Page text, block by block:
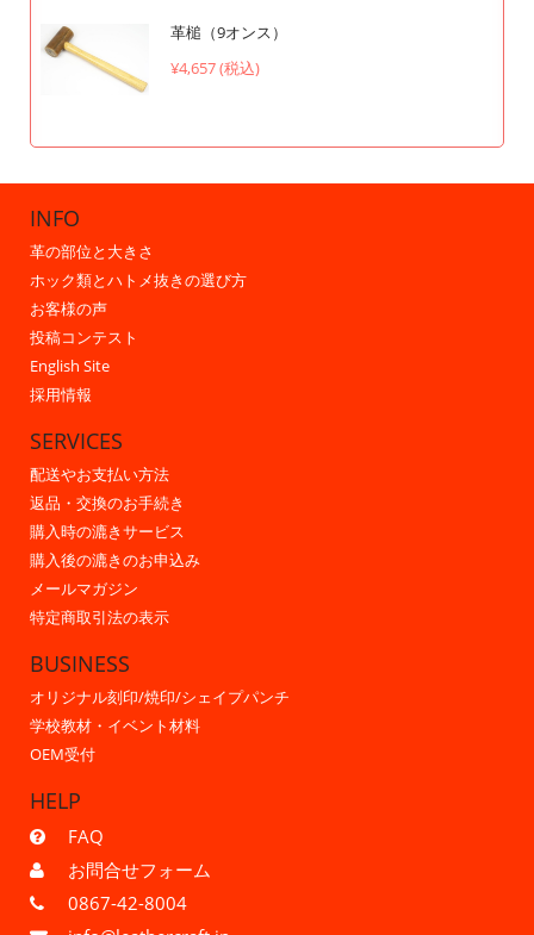
革槌（9オンス）
¥4,657 (税込)
INFO
革の部位と大きさ
ホック類とハトメ抜きの選び方
お客様の声
投稿コンテスト
English Site
採用情報
SERVICES
配送やお支払い方法
返品・交換のお手続き
購入時の漉きサービス
購入後の漉きのお申込み
メールマガジン
特定商取引法の表示
BUSINESS
オリジナル刻印/焼印/シェイプパンチ
学校教材・イベント材料
OEM受付
HELP
FAQ
お問合せフォーム
0867-42-8004